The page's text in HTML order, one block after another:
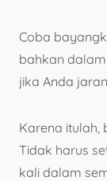
Coba
bahkan
jika Anda
Karena itulah,
Tidak harus
kali dalam